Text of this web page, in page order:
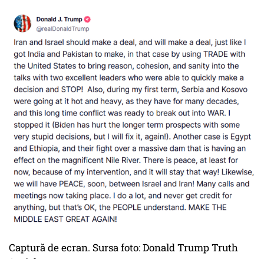
Captură de ecran. Sursa foto: Donald Trump Truth